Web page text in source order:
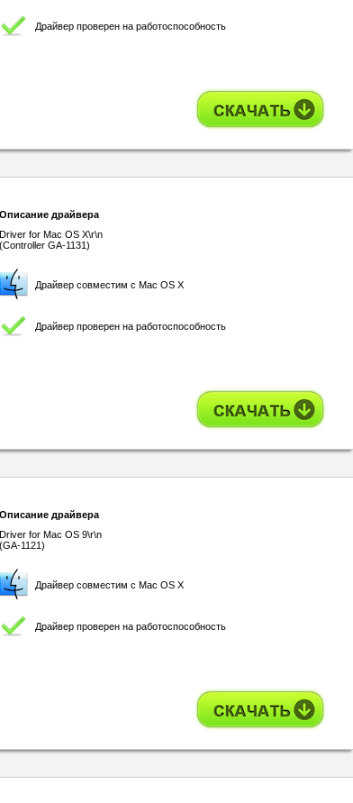
Драйвер проверен на работоспособность
Описание драйвера
Driver for Mac OS X\r\n
(Controller GA-1131)
Драйвер совместим с Mac OS X
Драйвер проверен на работоспособность
Описание драйвера
Driver for Mac OS 9\r\n
(GA-1121)
Драйвер совместим с Mac OS X
Драйвер проверен на работоспособность